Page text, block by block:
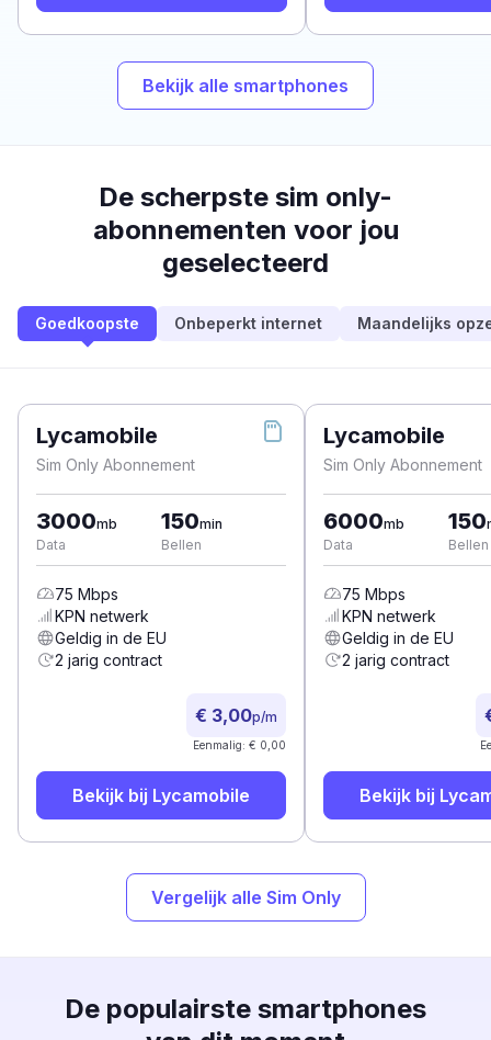
Bekijk alle smartphones
De scherpste sim only-
abonnementen voor jou
geselecteerd
Goedkoopste Onbeperkt internet Maandelijks
Lycamobile
Sim Only Abonnement
3000mb
Data
150min
Bellen
75 Mbps
KPN netwerk
Geldig in de EU
2 jarig contract
€ 3,00p/m
Eenmalig: € 0,00
Bekijk bij Lycamobile
Lycamobile
Sim Only Abonnement
6000mb
Data
150
Bellen
75 Mbps
KPN netwerk
Geldig in de EU
2 jarig contract
Bekijk bij
Vergelijk alle Sim Only
De populairste smartphones